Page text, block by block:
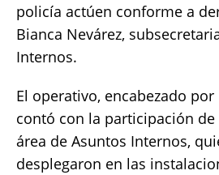
policía actúen conforme a
Bianca Nevárez,
Internos.
El operativo, encabezado
contó con la participación
área de Asuntos Internos,
desplegaron en las